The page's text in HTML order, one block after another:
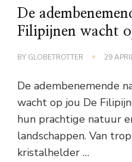
De
Filipijnen wacht
BY GLOBETROTTER 29
De adembenemende
wacht op jou De
hun prachtige natuur
landschappen. Van
kristalhelder …